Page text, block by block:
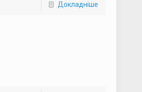
Докладніше